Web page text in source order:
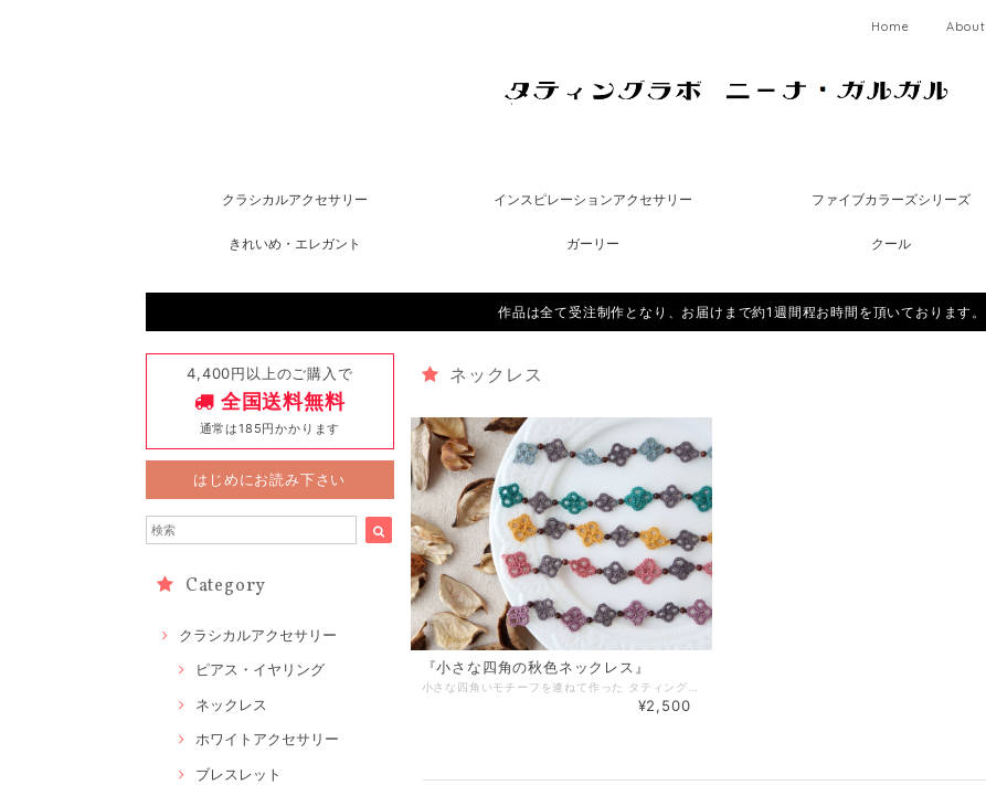
Home About
クラシカルアクセサリー インスピレーションアクセサリー ファイブカラーズシリーズ
きれいめ・エレガント ガーリー クール
作品は全て受注制作となり、お届けまで約1週間程お時間を頂いております。
4,400円以上のご購入で
全国送料無料
通常は185円かかります
はじめにお読み下さい
Category
クラシカルアクセサリー
ピアス・イヤリング
ネックレス
ホワイトアクセサリー
ブレスレット
ネックレス
『小さな四角の秋色ネックレス』
¥2,500